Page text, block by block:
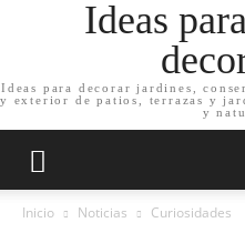
Ideas
Ideas para decorar jardines,
y exterior de patios, terrazas y
y
Inicio Noticias Curiosidades